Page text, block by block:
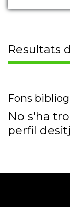
Resultats
Fons
No s'ha
perfil